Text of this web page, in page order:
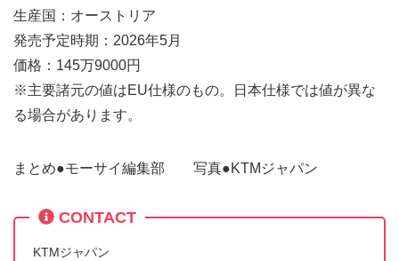
生産国：オーストリア
発売予定時期：2026年5月
価格：145万9000円
※主要諸元の値はEU仕様のもの。日本仕様では値が異な
る場合があります。
まとめ●モーサイ編集部 写真●KTMジャパン
CONTACT
KTMジャパン